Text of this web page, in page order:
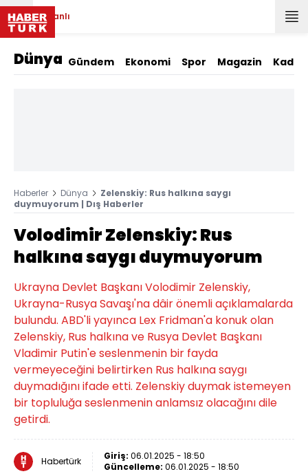
Canlı
Dünya Gündem Ekonomi Spor Magazin Kadın
Haberler Dünya
Zelenskiy: Rus halkına saygı
duymuyorum | Dış Haberler
Volodimir Zelenskiy: Rus
halkına saygı duymuyorum
Ukrayna Devlet Başkanı Volodimir Zelenskiy,
Ukrayna-Rusya Savaşı'na dâir önemli açıklamalarda
bulundu. ABD'li yayınca Lex Fridman'a konuk olan
Zelenskiy, Rus halkına ve Rusya Devlet Başkanı
Vladimir Putin'e seslenmenin bir fayda
vermeyeceğini belirtirken Rus halkına saygı
duymadığını ifade etti. Zelenskiy duymak istemeyen
bir topluluğa seslenmenin anlamsız olacağını dile
getirdi.
Habertürk Giriş: 06.01.2025 - 18:50
Güncelleme: 06.01.2025 - 18:50